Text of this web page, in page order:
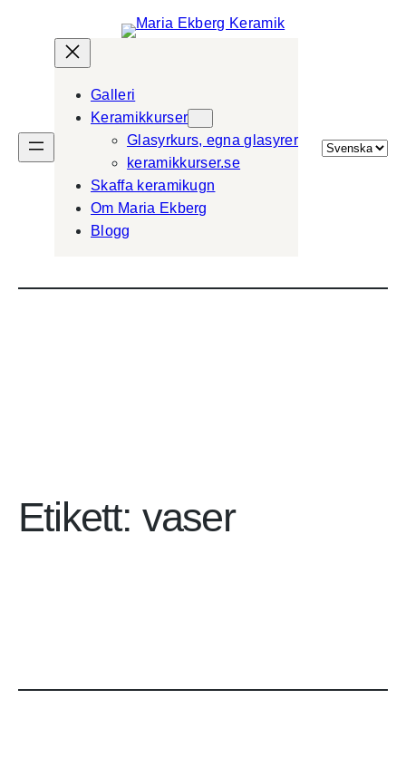
Galleri
Keramikkurser
Glasyrkurs, egna glasyrer
keramikkurser.se
Skaffa keramikugn
Om Maria Ekberg
Blogg
Välj
Etikett: vaser